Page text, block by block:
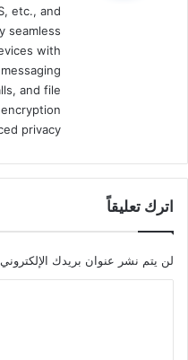
etc., and
seamless
with
and file
privacy.
اترك تعليقاً
لن يتم نشر عنوان بريدك